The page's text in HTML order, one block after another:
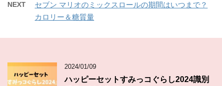
NEXT
セブン マリオのミックスロールの期間はいつまで？
カロリー＆糖質量
2024/01/09
ハッピーセットすみっコぐらし2024識別